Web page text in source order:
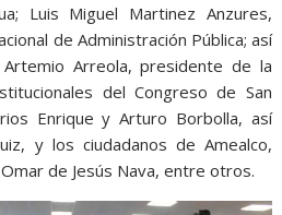
Luis Miguel Martinez Anzures,
de Administración Pública; así
Arreola, presidente de la
del Congreso de San
Enrique y Arturo Borbolla, así
y los ciudadanos de Amealco,
de Jesús Nava, entre otros.